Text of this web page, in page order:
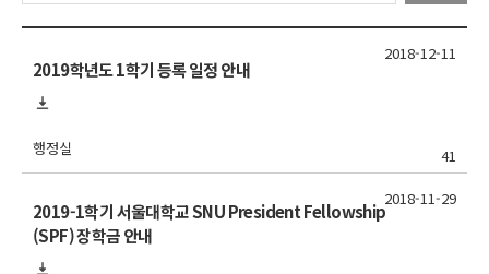
2019학년도 1학기 등록 일정 안내
행정실 41
2018-12-11
2019-1학기 서울대학교 SNU President Fellowship
(SPF) 장학금 안내
2018-11-29